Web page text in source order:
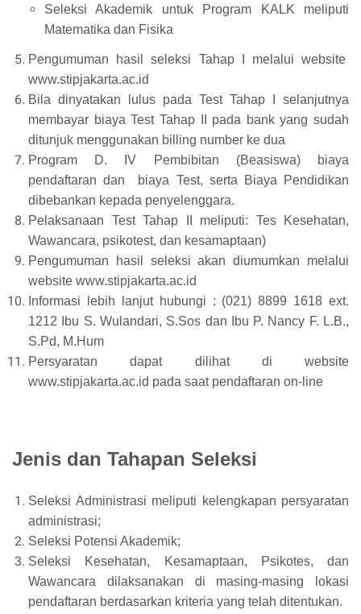
Seleksi Akademik untuk Program KALK meliputi
Matematika dan Fisika
Pengumuman hasil seleksi Tahap I melalui website
www.stipjakarta.ac.id
Bila dinyatakan lulus pada Test Tahap I selanjutnya
membayar biaya Test Tahap II pada bank yang sudah
ditunjuk menggunakan billing number ke dua
Program D. IV Pembibitan (Beasiswa) biaya
pendaftaran dan biaya Test, serta Biaya Pendidikan
dibebankan kepada penyelenggara.
Pelaksanaan Test Tahap II meliputi: Tes Kesehatan,
Wawancara, psikotest, dan kesamaptaan)
Pengumuman hasil seleksi akan diumumkan melalui
website www.stipjakarta.ac.id
Informasi lebih lanjut hubungi : (021) 8899 1618 ext.
1212 Ibu S. Wulandari, S.Sos dan Ibu P. Nancy F. L.B.,
S.Pd, M.Hum
Persyaratan dapat dilihat di website
www.stipjakarta.ac.id pada saat pendaftaran on-line
Jenis dan Tahapan Seleksi
Seleksi Administrasi meliputi kelengkapan persyaratan
administrasi;
Seleksi Potensi Akademik;
Seleksi Kesehatan, Kesamaptaan, Psikotes, dan
Wawancara dilaksanakan di masing-masing lokasi
pendaftaran berdasarkan kriteria yang telah ditentukan.